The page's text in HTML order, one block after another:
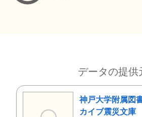
データの提供
神戸大学附属図
カイブ震災文庫